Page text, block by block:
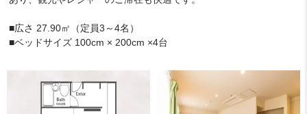
■広さ 27.90㎡（定員3～4名）
■ベッドサイズ 100cm × 200cm ×4台